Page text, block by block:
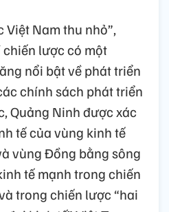
Nam thu nhỏ”,
lược có một
nổi bật về phát triển
chính sách phát triển
Quảng Ninh được xác
tế của vùng kinh tế
vùng Đồng bằng sông
tế mạnh trong chiến
trong chiến lược “hai